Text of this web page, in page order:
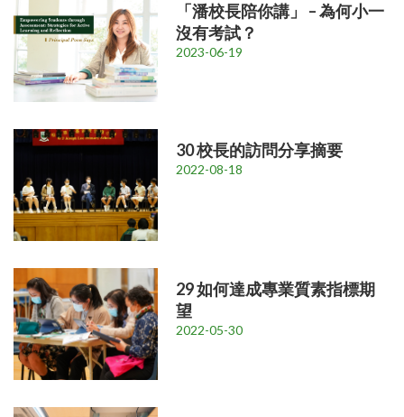
「潘校長陪你講」 – 為何小一
沒有考試？
2023-06-19
30 校長的訪問分享摘要
2022-08-18
29 如何達成專業質素指標期
望
2022-05-30